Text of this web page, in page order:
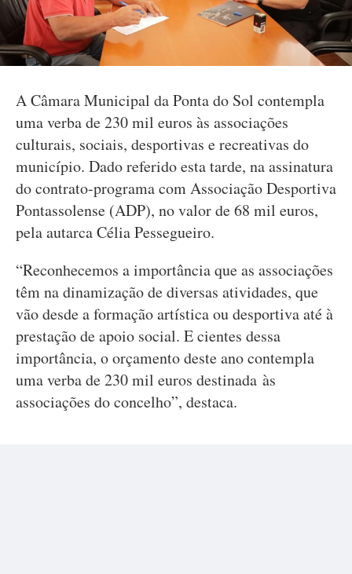
A Câmara Municipal da Ponta do Sol contempla
uma verba de 230 mil euros às associações
culturais, sociais, desportivas e recreativas do
município. Dado referido esta tarde, na assinatura
do contrato-programa com Associação Desportiva
Pontassolense (ADP), no valor de 68 mil euros,
pela autarca Célia Pessegueiro.
“Reconhecemos a importância que as associações
têm na dinamização de diversas atividades, que
vão desde a formação artística ou desportiva até à
prestação de apoio social. E cientes dessa
importância, o orçamento deste ano contempla
uma verba de 230 mil euros destinada às
associações do concelho”, destaca.